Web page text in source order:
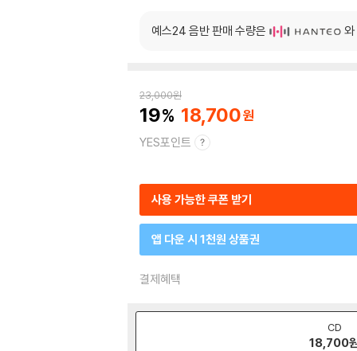
예스24 음반 판매 수량은 와
23,000원
19 18,700
YES포인트
사용 가능한 쿠폰 받기
앱 다운 시 1천원 상품권
결제혜택
CD
18,700